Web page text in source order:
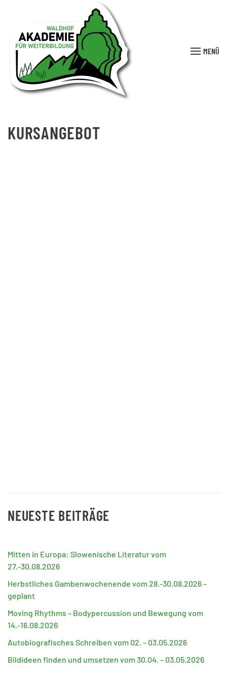
MENÜ
KURSANGEBOT
NEUESTE BEITRÄGE
Mitten in Europa: Slowenische Literatur vom
27.-30.08.2026
Herbstliches Gambenwochenende vom 28.-30.08.2026 –
geplant
Moving Rhythms – Bodypercussion und Bewegung vom
14.-16.08.2026
Autobiografisches Schreiben vom 02. – 03.05.2026
Bildideen finden und umsetzen vom 30.04. – 03.05.2026